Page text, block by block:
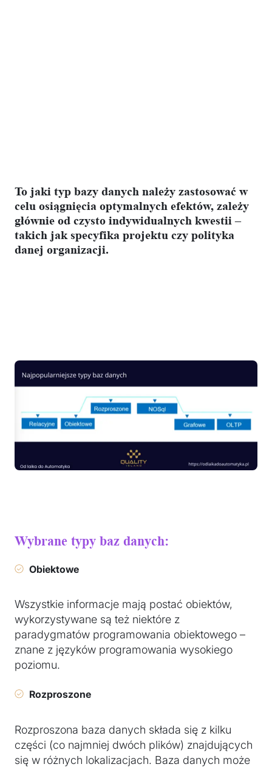
To jaki typ bazy danych należy zastosować w
celu osiągnięcia optymalnych efektów, zależy
głównie od czysto indywidualnych kwestii –
takich jak specyfika projektu czy polityka
danej organizacji.
Wybrane typy baz danych:
Obiektowe
Wszystkie informacje mają postać obiektów,
wykorzystywane są też niektóre z
paradygmatów programowania obiektowego –
znane z języków programowania wysokiego
poziomu.
Rozproszone
Rozproszona baza danych składa się z kilku
części (co najmniej dwóch plików) znajdujących
się w różnych lokalizacjach. Baza danych może